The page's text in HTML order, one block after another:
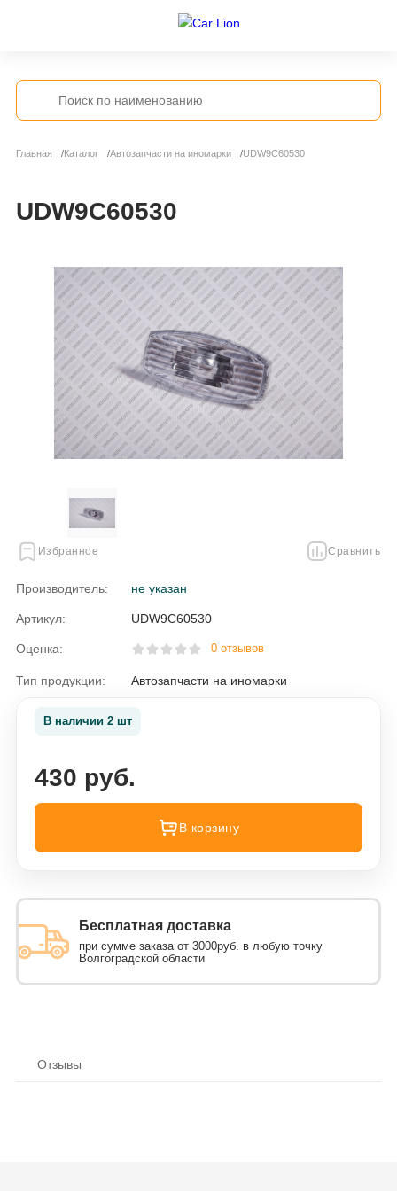
Главная Каталог Автозапчасти на иномарки UDW9C60530
UDW9C60530
Избранное Сравнить
Производитель: не указан
Артикул: UDW9C60530
Оценка: 0 отзывов
Тип продукции: Автозапчасти на иномарки
В наличии 2 шт
430 руб.
В корзину
Бесплатная доставка
при сумме заказа от 3000руб. в любую точку
Волгоградской области
Отзывы